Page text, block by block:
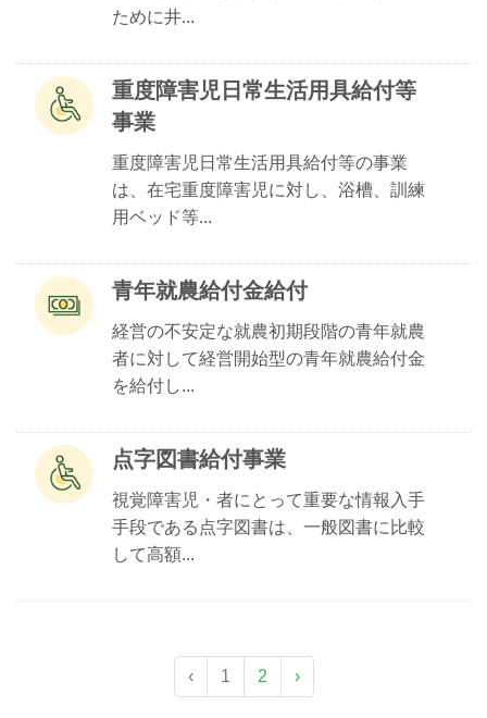
ために井...
重度障害児日常生活用具給付等
事業
重度障害児日常生活用具給付等の事業
は、在宅重度障害児に対し、浴槽、訓練
用ベッド等...
青年就農給付金給付
経営の不安定な就農初期段階の青年就農
者に対して経営開始型の青年就農給付金
を給付し...
点字図書給付事業
視覚障害児・者にとって重要な情報入手
手段である点字図書は、一般図書に比較
して高額...
‹ 1 2 ›